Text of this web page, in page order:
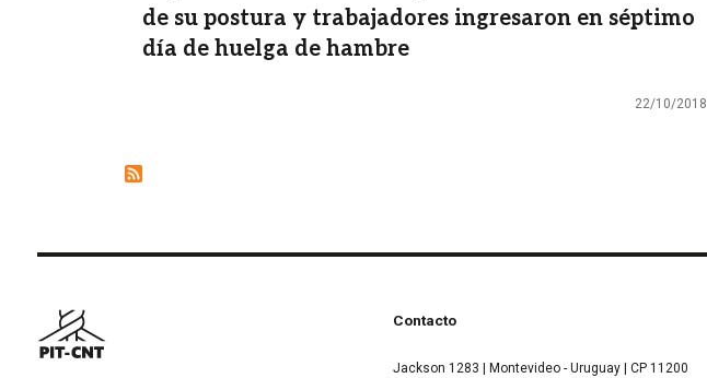
de su postura y trabajadores ingresaron en séptimo
día de huelga de hambre
22/10/2018
Contacto
Jackson 1283 | Montevideo - Uruguay | CP 11200